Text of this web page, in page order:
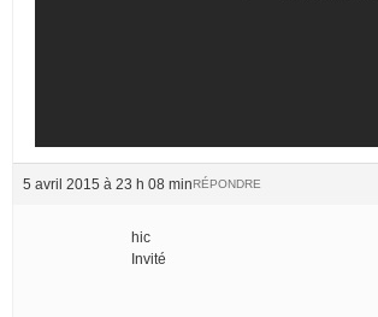
5 avril 2015 à 23 h 08 minRÉPONDRE
hic
Invité